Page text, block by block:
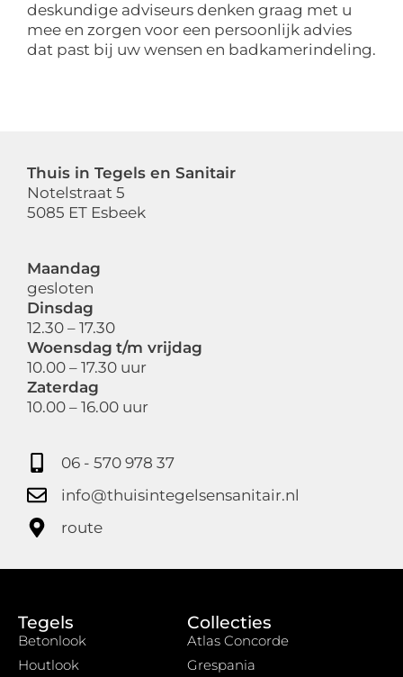
deskundige adviseurs denken graag met u
mee en zorgen voor een persoonlijk advies
dat past bij uw wensen en badkamerindeling.
Thuis in Tegels en Sanitair
Notelstraat 5
5085 ET Esbeek
Maandag
gesloten
Dinsdag
12.30 – 17.30
Woensdag t/m vrijdag
10.00 – 17.30 uur
Zaterdag
10.00 – 16.00 uur
06 - 570 978 37
info@thuisintegelsensanitair.nl
route
Tegels
Betonlook
Houtlook
Collecties
Atlas Concorde
Grespania